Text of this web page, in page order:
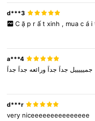
d***3
C ặ p r ất xinh , mua c á i
a***4
جميييييل جداً جداً ورائعه جداً جداً
d***r
very niceeeeeeeeeeeeeee